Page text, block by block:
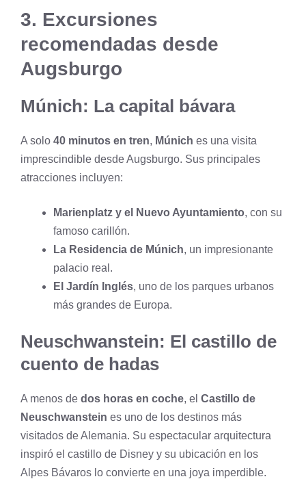
3. Excursiones
recomendadas desde
Augsburgo
Múnich: La capital bávara
A solo 40 minutos en tren, Múnich es una visita
imprescindible desde Augsburgo. Sus principales
atracciones incluyen:
Marienplatz y el Nuevo Ayuntamiento, con su
famoso carillón.
La Residencia de Múnich, un impresionante
palacio real.
El Jardín Inglés, uno de los parques urbanos
más grandes de Europa.
Neuschwanstein: El castillo de
cuento de hadas
A menos de dos horas en coche, el Castillo de
Neuschwanstein es uno de los destinos más
visitados de Alemania. Su espectacular arquitectura
inspiró el castillo de Disney y su ubicación en los
Alpes Bávaros lo convierte en una joya imperdible.